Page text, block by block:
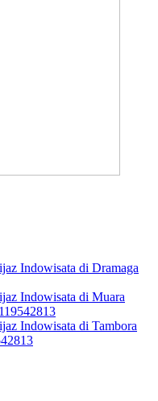
Indowisata di Dramaga
Indowisata di Muara
Indowisata di Tambora